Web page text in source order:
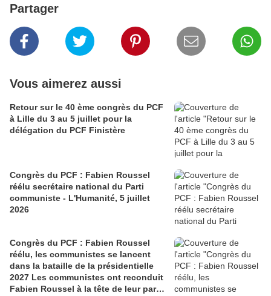
Partager
Vous aimerez aussi
Retour sur le 40 ème congrès du PCF
à Lille du 3 au 5 juillet pour la
délégation du PCF Finistère
Congrès du PCF : Fabien Roussel
réélu secrétaire national du Parti
communiste - L'Humanité, 5 juillet
2026
Congrès du PCF : Fabien Roussel
réélu, les communistes se lancent
dans la bataille de la présidentielle
2027 Les communistes ont reconduit
Fabien Roussel à la tête de leur parti,